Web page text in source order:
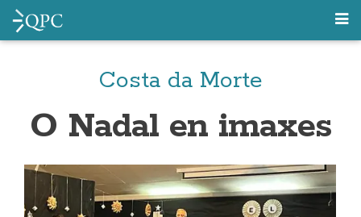
Costa da Morte
O Nadal en imaxes